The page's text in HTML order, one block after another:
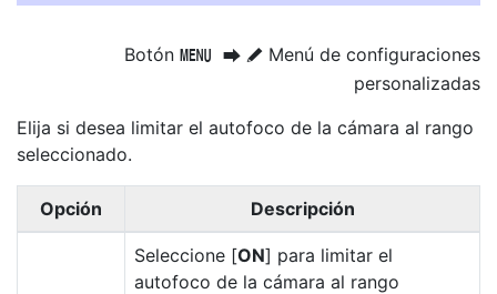
Botón G U A Menú de configuraciones
personalizadas
Elija si desea limitar el autofoco de la cámara al rango
seleccionado.
Opción Descripción
Seleccione [ON] para limitar el
autofoco de la cámara al rango